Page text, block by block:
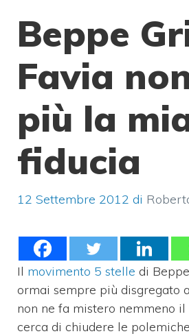
Beppe
Favia
più la
fiducia
12 Settembre 2012 di
Il movimento 5 stelle di
ormai sempre più disgregato
non ne fa mistero nemmeno il
cerca di chiudere le